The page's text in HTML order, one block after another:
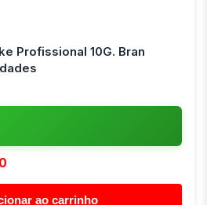
Profissional 10G. Bran
ao carrinho